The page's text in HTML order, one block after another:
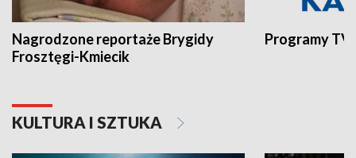
Nagrodzone reportaże Brygidy
Frosztęgi-Kmiecik
Programy
KULTURA I SZTUKA